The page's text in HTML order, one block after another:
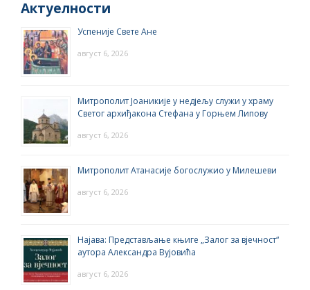
Актуелности
Успеније Свете Ане
август 6, 2026
Митрополит Јоаникије у недјељу служи у храму
Светог архиђакона Стефана у Горњем Липову
август 6, 2026
Митрополит Атанасије богослужио у Милешеви
август 6, 2026
Најава: Представљање књиге „Залог за вјечност“
аутора Александра Вујовића
август 6, 2026